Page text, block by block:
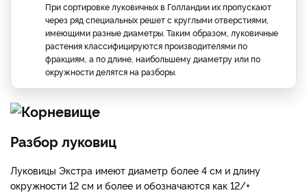
При сортировке луковичных в Голландии их пропускают
через ряд специальных решет с круглыми отверстиями,
имеющими разные диаметры. Таким образом, луковичные
растения классифицируются производителями по
фракциям, а по длине, наибольшему диаметру или по
окружности делятся на разборы.
Разбор луковиц
Луковицы Экстра имеют диаметр более 4 см и длину
окружности 12 см и более и обозначаются как 12/+